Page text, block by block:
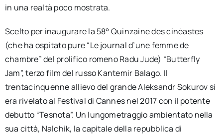
in una realtà poco mostrata.
Scelto per inaugurare la 58° Quinzaine des cinéastes
(che ha ospitato pure “Le journal d’une femme de
chambre” del prolifico romeno Radu Jude) “Butterfly
Jam”, terzo film del russo Kantemir Balago. Il
trentacinquenne allievo del grande Aleksandr Sokurov si
era rivelato al Festival di Cannes nel 2017 con il potente
debutto “Tesnota”. Un lungometraggio ambientato nella
sua città, Nalchik, la capitale della repubblica di